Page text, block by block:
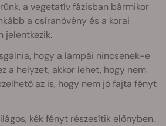
a vegetatív fázisban bármikor
a csíranövény és a korai
jelentkezik.
hogy a lámpái nincsenek-e
a helyzet, akkor lehet, hogy nem
az is, hogy nem jó fajta fényt
kék fényt részesítik előnyben.